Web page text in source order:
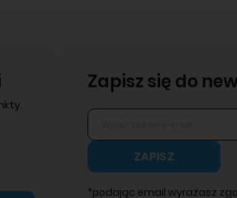
Zapisz się do
ZAPISZ
*podając email wyrażasz